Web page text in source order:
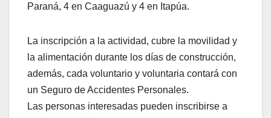
Paraná, 4 en Caaguazú y 4 en Itapúa.
La inscripción a la actividad, cubre la movilidad y
la alimentación durante los días de construcción,
además, cada voluntario y voluntaria contará con
un Seguro de Accidentes Personales.
Las personas interesadas pueden inscribirse a